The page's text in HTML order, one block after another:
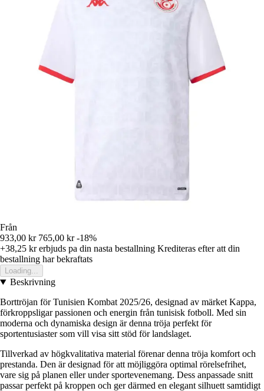
Från
933,00 kr 765,00 kr -18%
+38,25 krerbjuds pa din nasta bestallning Krediteras efter att din
bestallning har bekraftats
Loading...
Beskrivning
Borttröjan för Tunisien Kombat 2025/26, designad av märket Kappa,
förkroppsligar passionen och energin från tunisisk fotboll. Med sin
moderna och dynamiska design är denna tröja perfekt för
sportentusiaster som vill visa sitt stöd för landslaget.
Tillverkad av högkvalitativa material förenar denna tröja komfort och
prestanda. Den är designad för att möjliggöra optimal rörelsefrihet,
vare sig på planen eller under sportevenemang. Dess anpassade snitt
passar perfekt på kroppen och ger därmed en elegant silhuett samtidigt